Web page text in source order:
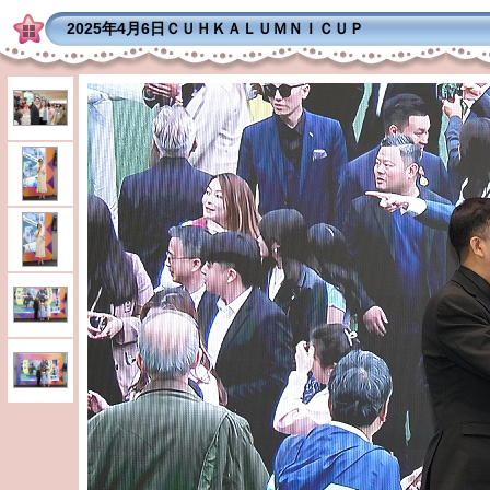
2025年4月6日ＣＵＨＫＡＬＵＭＮＩＣＵＰ